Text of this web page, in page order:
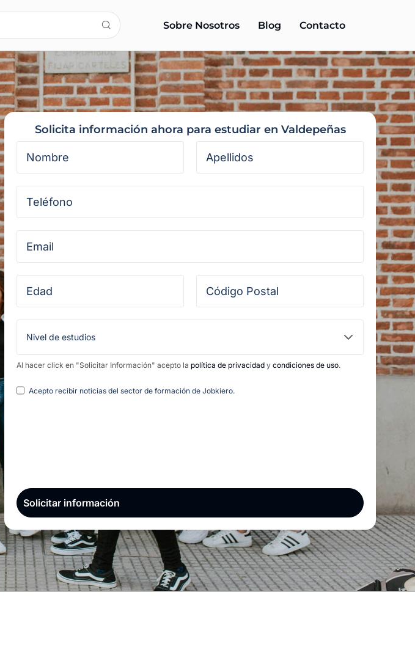
Sobre Nosotros Blog Contacto
Solicita información ahora para estudiar en Valdepeñas
Al hacer click en "Solicitar Información" acepto la política de privacidad y condiciones de uso.
Acepto recibir noticias del sector de formación de Jobkiero.